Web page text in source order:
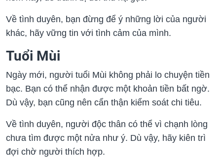
Về tình duyên, bạn đừng để ý những lời của người
khác, hãy vững tin với tình cảm của mình.
Tuổi Mùi
Ngày mới, người tuổi Mùi không phải lo chuyện tiền
bạc. Bạn có thể nhận được một khoản tiền bất ngờ.
Dù vậy, bạn cũng nên cẩn thận kiểm soát chi tiêu.
Về tình duyên, người độc thân có thể vì chạnh lòng
chưa tìm được một nửa như ý. Dù vậy, hãy kiên trì
đợi chờ người thích hợp.